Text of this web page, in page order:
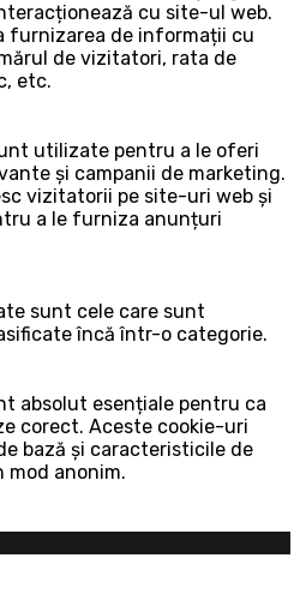
cu site-ul web.
furnizarea de informații cu
de vizitatori, rata de
etc.
utilizate pentru a le oferi
și campanii de marketing.
vizitatorii pe site-uri web și
a le furniza anunțuri
sunt cele care sunt
încă într-o categorie.
absolut esențiale pentru ca
corect. Aceste cookie-uri
bază și caracteristicile de
anonim.